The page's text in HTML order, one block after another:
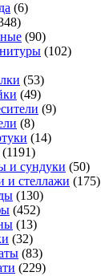
(6)
(90)
(102)
(53)
(49)
(9)
(8)
(14)
(1191)
и сундуки (50)
и стеллажи (175)
(130)
(452)
(13)
(32)
(83)
(229)